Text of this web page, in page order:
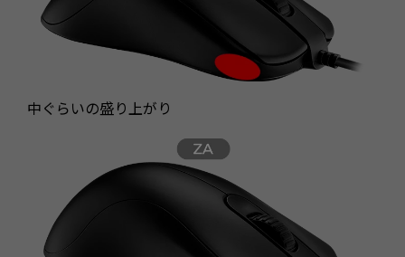
中ぐらいの盛り上がり